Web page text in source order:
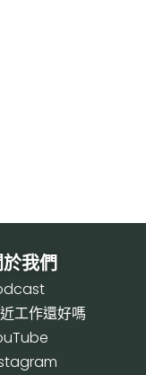
於我們
工作還好嗎